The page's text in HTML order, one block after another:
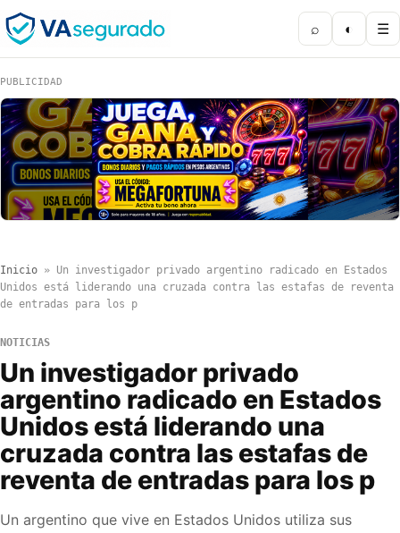
⌕ ◐ ☰
PUBLICIDAD
Inicio » Un investigador privado argentino radicado en Estados
Unidos está liderando una cruzada contra las estafas de reventa
de entradas para los p
NOTICIAS
Un investigador privado
argentino radicado en Estados
Unidos está liderando una
cruzada contra las estafas de
reventa de entradas para los p
Un argentino que vive en Estados Unidos utiliza sus